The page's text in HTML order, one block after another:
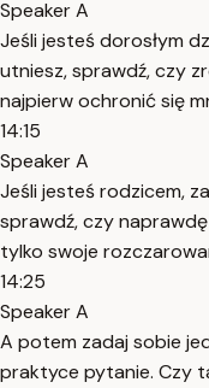
Speaker A
Jeśli jesteś dorosłym
utniesz, sprawdź, czy
najpierw ochronić się
14:15
Speaker A
Jeśli jesteś rodzicem,
sprawdź, czy naprawdę
tylko swoje
14:25
Speaker A
A potem zadaj sobie
praktyce pytanie. Czy